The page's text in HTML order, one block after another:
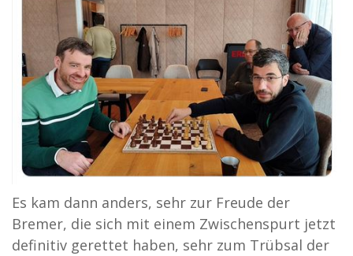
Es kam dann anders, sehr zur Freude der
Bremer, die sich mit einem Zwischenspurt jetzt
definitiv gerettet haben, sehr zum Trübsal der